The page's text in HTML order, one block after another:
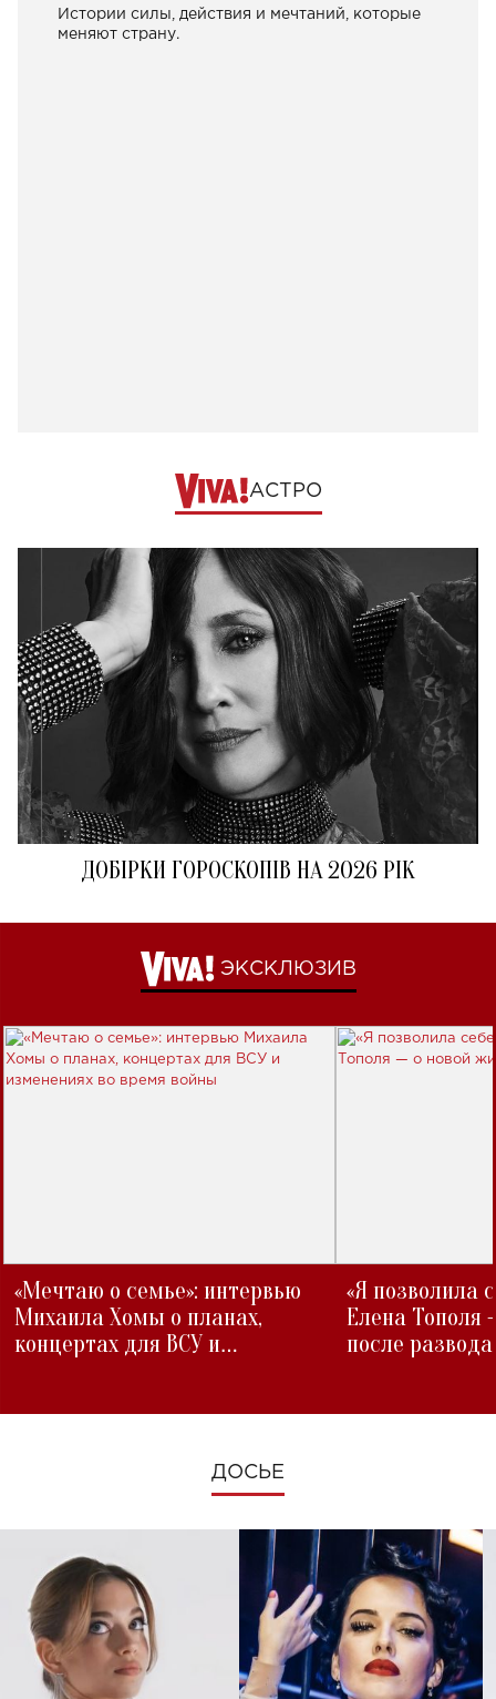
Истории силы, действия и мечтаний, которые
меняют страну.
АСТРО
ДОБІРКИ ГОРОСКОПІВ НА 2026 РІК
ЭКСКЛЮЗИВ
«Мечтаю о семье»: интервью
Михаила Хомы о планах,
концертах для ВСУ и
«Я позволила
Елена Тополя
после развода
ДОСЬЕ